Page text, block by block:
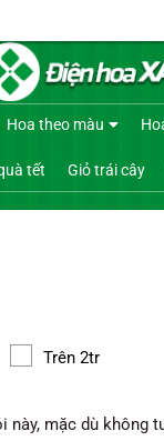
Hoa theo màu
tết Giỏ trái cây
Trên 2tr
mặc dù